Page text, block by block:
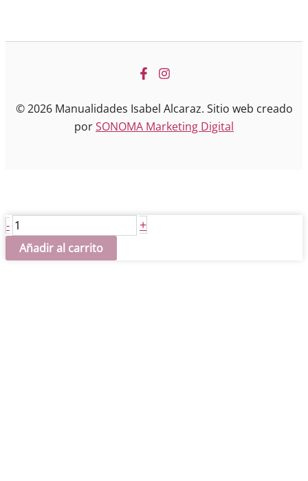
© 2026 Manualidades Isabel Alcaraz. Sitio web creado
porSONOMA Marketing Digital
- Hybrid.
NEGRO
cantidad
+
Añadir al carrito